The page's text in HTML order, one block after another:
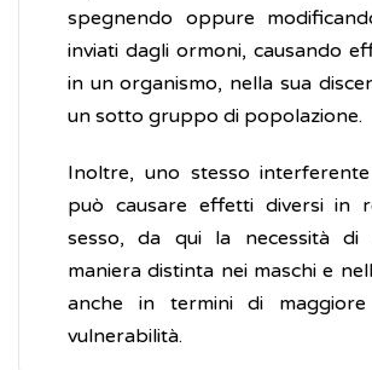
spegnendo oppure
inviati dagli ormoni, causando
in un organismo, nella sua
un sotto gruppo di popolazione.
Inoltre, uno stesso
può causare effetti diversi in
sesso, da qui la necessità di
maniera distinta nei maschi e
anche in termini di
vulnerabilità.